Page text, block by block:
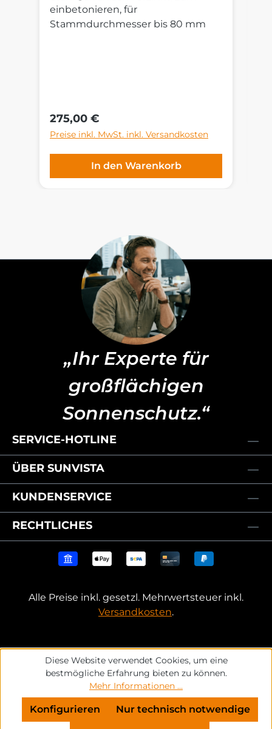
einbetonieren, für
Stammdurchmesser bis 80 mm
Regulärer Preis:
275,00 €
Preise inkl. MwSt. inkl. Versandkosten
In den Warenkorb
„Ihr Experte für
großflächigen
Sonnenschutz.“
SERVICE-HOTLINE
ÜBER SUNVISTA
KUNDENSERVICE
RECHTLICHES
Alle Preise inkl. gesetzl. Mehrwertsteuer inkl.
Versandkosten.
Diese Website verwendet Cookies, um eine
bestmögliche Erfahrung bieten zu können.
Mehr Informationen ...
Nur technisch notwendige
Konfigurieren